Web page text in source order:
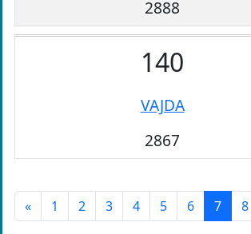
2888
140
VAJDA
2867
« 1 2 3 4 5 6 7 8